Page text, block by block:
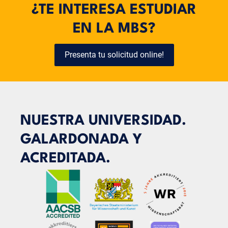
correspondientes o con el Servicio de Asesoramiento al
Estudiante. Ellos podrán aclarar cuestiones específicas
¿TE INTERESA ESTUDIAR
EN LA MBS?
Presenta tu solicitud online!
NUESTRA UNIVERSIDAD.
GALARDONADA Y
ACREDITADA.